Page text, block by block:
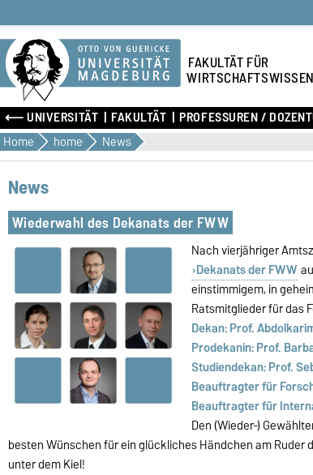
FAKULTÄT FÜR
⟵ UNIVERSITÄT FAKULTÄT PROFESSUREN /
Home home News
News
Wiederwahl des Dekanats der FWW
Nach vierjähriger
Dekanats der FWW
einstimmigem, in
Ratsmitglieder für das
Dekan: Prof.
Prodekanin: Prof.
Studiendekan: Prof.
Beauftragter für
Beauftragter für
Den (Wieder-)
besten Wünschen für ein glückliches Händchen am
unter dem Kiel!